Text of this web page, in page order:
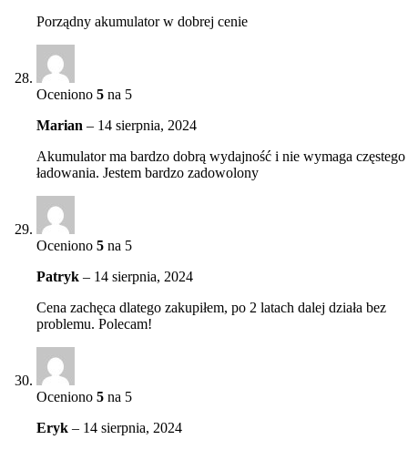
Porządny akumulator w dobrej cenie
Oceniono 5 na 5
Marian – 14 sierpnia, 2024
Akumulator ma bardzo dobrą wydajność i nie wymaga częstego
ładowania. Jestem bardzo zadowolony
Oceniono 5 na 5
Patryk – 14 sierpnia, 2024
Cena zachęca dlatego zakupiłem, po 2 latach dalej działa bez
problemu. Polecam!
Oceniono 5 na 5
Eryk – 14 sierpnia, 2024